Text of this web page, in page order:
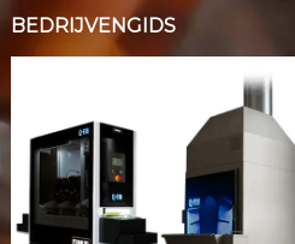
BEDRIJVENGIDS